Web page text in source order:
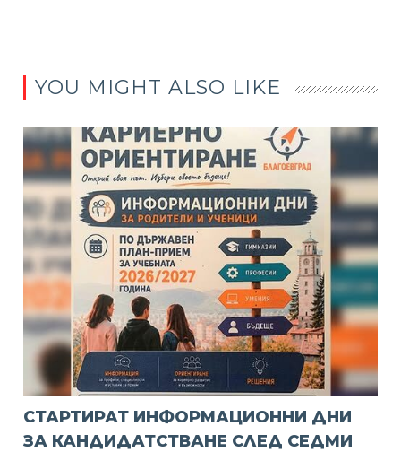
YOU MIGHT ALSO LIKE
СТАРТИРАТ ИНФОРМАЦИОННИ ДНИ
ЗА КАНДИДАТСТВАНЕ СЛЕД СЕДМИ